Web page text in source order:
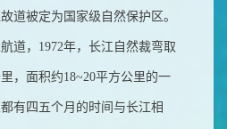
道被定为国家级自然保护区。
道， 1972年，长江自然裁弯取
，面积约18~20平方公里的一
有四五个月的时间与长江相